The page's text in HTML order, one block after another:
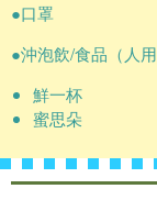
●口罩
●沖泡飲/食品（人用
鮮一杯
蜜思朵